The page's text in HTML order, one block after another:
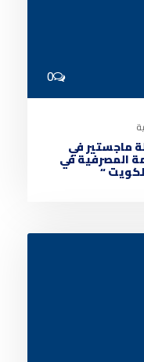
0
ماجستير في
المصرفية في
“